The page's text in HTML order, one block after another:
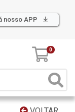
nosso APP
0